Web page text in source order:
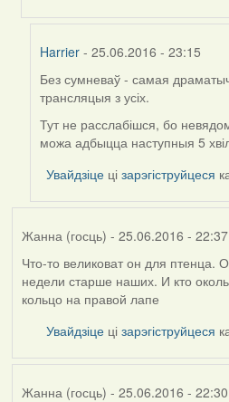
by
(госць)
Harrier - 25.06.2016 - 23:15
In
reply
to
by
Gruzdov
Без сумневаў - самая
трансляцыя з усіх.
Тут не расслабішся, бо
можа адбыцца наступныя 5
Увайдзіце цізарэгіструйцеся
Жанна (госць) - 25.06.2016 - 22:37
Что-то великоват он для птенца.
недели старше наших. И кто
кольцо на правой лапе
Увайдзіце цізарэгіструйцеся
Жанна (госць) - 25.06.2016 - 22:30